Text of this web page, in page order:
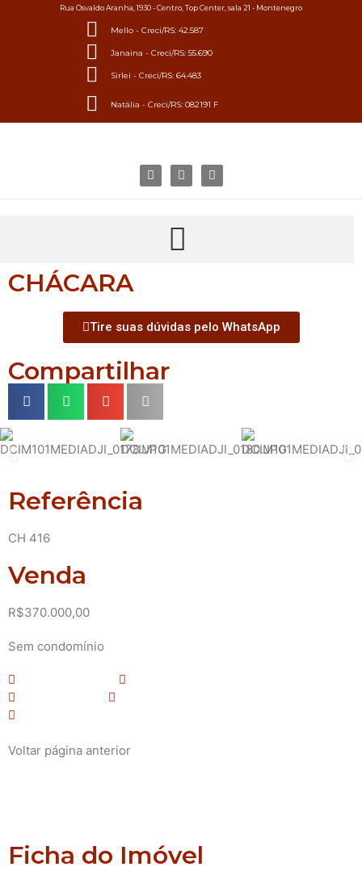
Rua Osvaldo Aranha, 1930 - Centro, Top Center, sala 21 - Montenegro
Mello - Creci/RS: 42.587
Janaina - Creci/RS: 55.690
Sirlei - Creci/RS: 64.483
Natália - Creci/RS: 082191 F
CHÁCARA
Tire suas dúvidas pelo WhatsApp
Compartilhar
Referência
CH 416
Venda
R$370.000,00
Sem condomínio
Voltar página anterior
Ficha do Imóvel